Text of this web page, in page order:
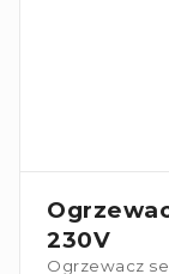
230V
Ogrzewacz